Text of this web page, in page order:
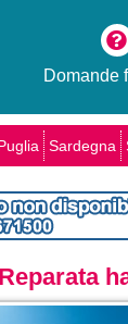
Domande
Sardegna